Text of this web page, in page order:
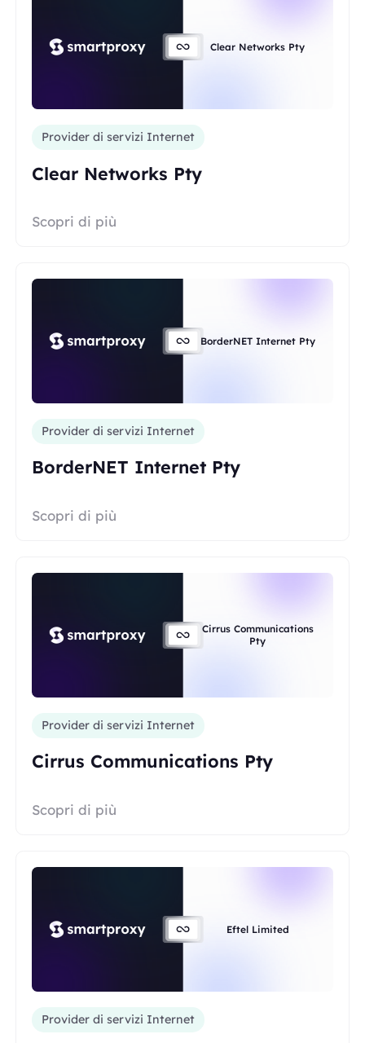
Clear Networks Pty
Provider di servizi Internet
Clear Networks Pty
Scopri di più
BorderNET Internet Pty
Provider di servizi Internet
BorderNET Internet Pty
Scopri di più
Cirrus Communications
Pty
Provider di servizi Internet
Cirrus Communications Pty
Scopri di più
Eftel Limited
Provider di servizi Internet